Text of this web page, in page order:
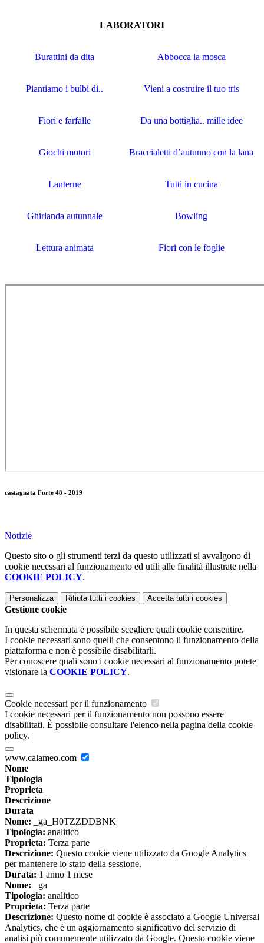
LABORATORI
Burattini da dita Abbocca la mosca
Piantiamo i bulbi di.. Vieni a costruire il tuo tris
Fiori e farfalle Da una bottiglia.. mille idee
Giochi motori Braccialetti d’autunno con la lana
Lanterne Tutti in cucina
Ghirlanda autunnale Bowling
Lettura animata Fiori con le foglie
castagnata Forte 48 - 2019
Notizie
Questo sito o gli strumenti terzi da questo utilizzati si avvalgono di
cookie necessari al funzionamento ed utili alle finalità illustrate nella
COOKIE POLICY.
Personalizza Rifiuta tutti i cookies Accetta tutti i cookies
Gestione cookie
In questa schermata è possibile scegliere quali cookie consentire.
I cookie necessari sono quelli che consentono il funzionamento della
piattaforma e non è possibile disabilitarli.
Per conoscere quali sono i cookie necessari al funzionamento potete
visionare la COOKIE POLICY.
Cookie necessari per il funzionamento
I cookie necessari per il funzionamento non possono essere
disabilitati. È possibile consultare l'elenco nella pagina della cookie
policy.
www.calameo.com
Nome
Tipologia
Proprieta
Descrizione
Durata
Nome: _ga_H0TZZDDBNK
Tipologia: analitico
Proprieta: Terza parte
Descrizione: Questo cookie viene utilizzato da Google Analytics
per mantenere lo stato della sessione.
Durata: 1 anno 1 mese
Nome: _ga
Tipologia: analitico
Proprieta: Terza parte
Descrizione: Questo nome di cookie è associato a Google Universal
Analytics, che è un aggiornamento significativo del servizio di
analisi più comunemente utilizzato da Google. Questo cookie viene